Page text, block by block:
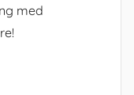
med